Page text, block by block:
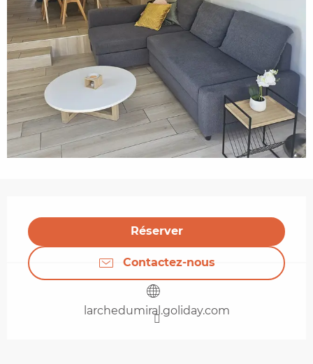
Réserver
Contactez-nous
larchedumiral.goliday.com